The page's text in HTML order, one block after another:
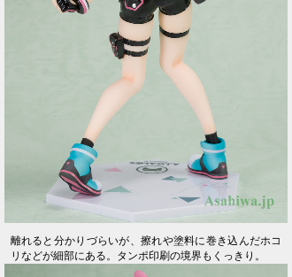
離れると分かりづらいが、擦れや塗料に巻き込んだホコ
リなどが細部にある。タンポ印刷の境界もくっきり。